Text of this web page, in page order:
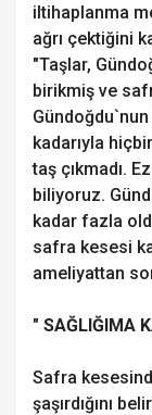
iltihaplanma
ağrı çektiğini
"Taşlar,
birikmiş ve
kadarıyla
taş çıkmadı.
biliyoruz.
kadar fazla
safra kesesi
ameliyattan
" SAĞLIĞIMA
Safra
şaşırdığını